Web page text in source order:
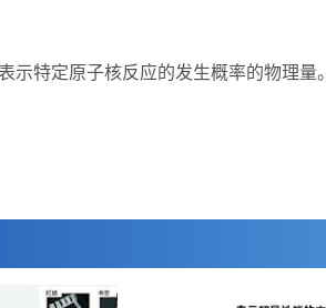
示特定原子核反应的发生概率的物理量。